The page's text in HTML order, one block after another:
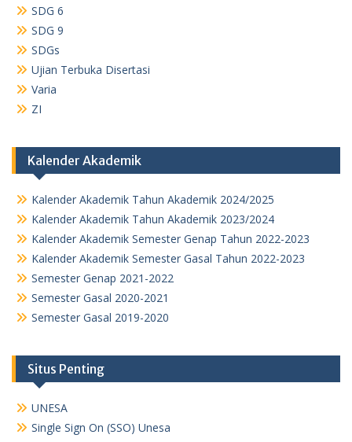
SDG 6
SDG 9
SDGs
Ujian Terbuka Disertasi
Varia
ZI
Kalender Akademik
Kalender Akademik Tahun Akademik 2024/2025
Kalender Akademik Tahun Akademik 2023/2024
Kalender Akademik Semester Genap Tahun 2022-2023
Kalender Akademik Semester Gasal Tahun 2022-2023
Semester Genap 2021-2022
Semester Gasal 2020-2021
Semester Gasal 2019-2020
Situs Penting
UNESA
Single Sign On (SSO) Unesa